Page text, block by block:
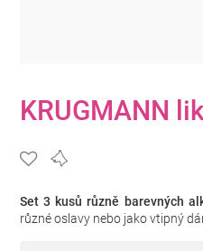
KRUGMANN
Set 3 kusů různě barevných
různé oslavy nebo jako vtipný